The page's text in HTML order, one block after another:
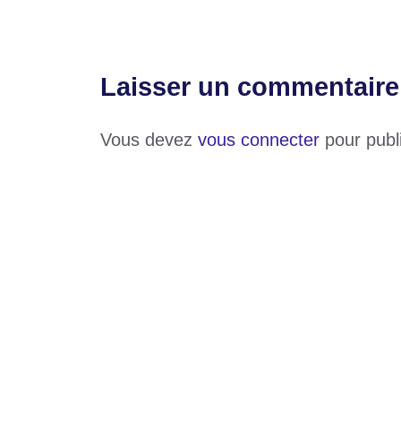
Laisser un commentaire
Vous devez vous connecter pour